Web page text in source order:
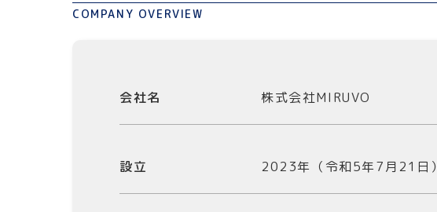
COMPANY OVERVIEW
会社名 株式会社MIRUVO
設立 2023年（令和5年7月21日）